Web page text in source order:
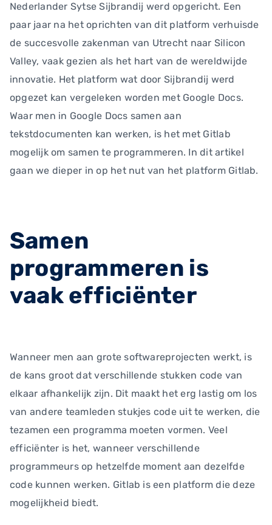
Nederlander Sytse Sijbrandij werd opgericht. Een
paar jaar na het oprichten van dit platform verhuisde
de succesvolle zakenman van Utrecht naar Silicon
Valley, vaak gezien als het hart van de wereldwijde
innovatie. Het platform wat door Sijbrandij werd
opgezet kan vergeleken worden met Google Docs.
Waar men in Google Docs samen aan
tekstdocumenten kan werken, is het met Gitlab
mogelijk om samen te programmeren. In dit artikel
gaan we dieper in op het nut van het platform Gitlab.
Samen
programmeren is
vaak efficiënter
Wanneer men aan grote softwareprojecten werkt, is
de kans groot dat verschillende stukken code van
elkaar afhankelijk zijn. Dit maakt het erg lastig om los
van andere teamleden stukjes code uit te werken, die
tezamen een programma moeten vormen. Veel
efficiënter is het, wanneer verschillende
programmeurs op hetzelfde moment aan dezelfde
code kunnen werken. Gitlab is een platform die deze
mogelijkheid biedt.